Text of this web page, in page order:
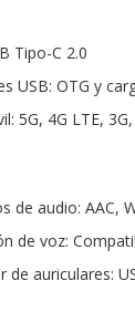
Tipo-C 2.0
USB: OTG y
5G, 4G LTE,
de audio: AAC,
de voz:
de auriculares: